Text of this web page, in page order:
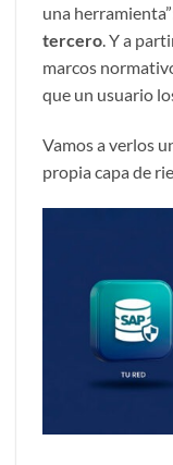
una
tercero. Y a
marcos
que un usuario
Vamos a verlos
propia capa de